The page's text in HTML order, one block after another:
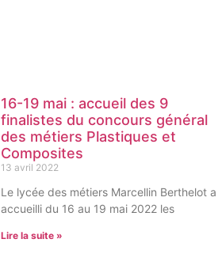
16-19 mai : accueil des 9
finalistes du concours général
des métiers Plastiques et
Composites
13 avril 2022
Le lycée des métiers Marcellin Berthelot a
accueilli du 16 au 19 mai 2022 les
Lire la suite »